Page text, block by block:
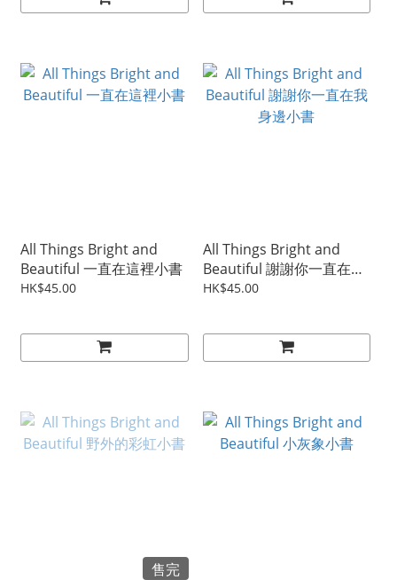
All Things Bright and
Beautiful 一直在這裡小書
HK$45.00
All Things Bright and
Beautiful 謝謝你一直在我
身邊小書
HK$45.00
售完